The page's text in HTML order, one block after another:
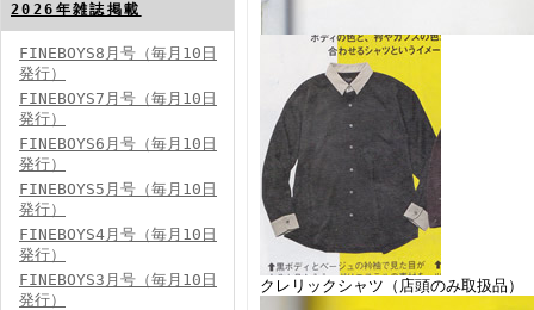
FINEBOYS2024年10月号
FINEBOYS2024年9月号
2026年雑誌掲載
FINEBOYS8月号（毎月10日
発行）
FINEBOYS7月号（毎月10日
発行）
FINEBOYS6月号（毎月10日
発行）
FINEBOYS5月号（毎月10日
発行）
FINEBOYS4月号（毎月10日
発行）
FINEBOYS3月号（毎月10日
発行）
クレリックシャツ（店頭のみ取扱品）